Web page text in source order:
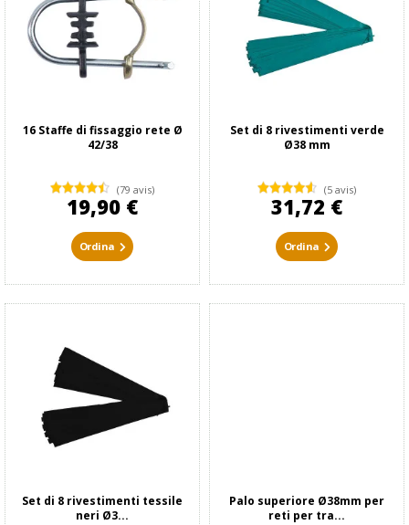
16 Staffe di fissaggio rete Ø
42/38
(79 avis)
19,90 €
Ordina
Set di 8 rivestimenti verde
Ø38 mm
(5 avis)
31,72 €
Ordina
Set di 8 rivestimenti tessile
neri Ø3...
Palo superiore Ø38mm per
reti per tra...